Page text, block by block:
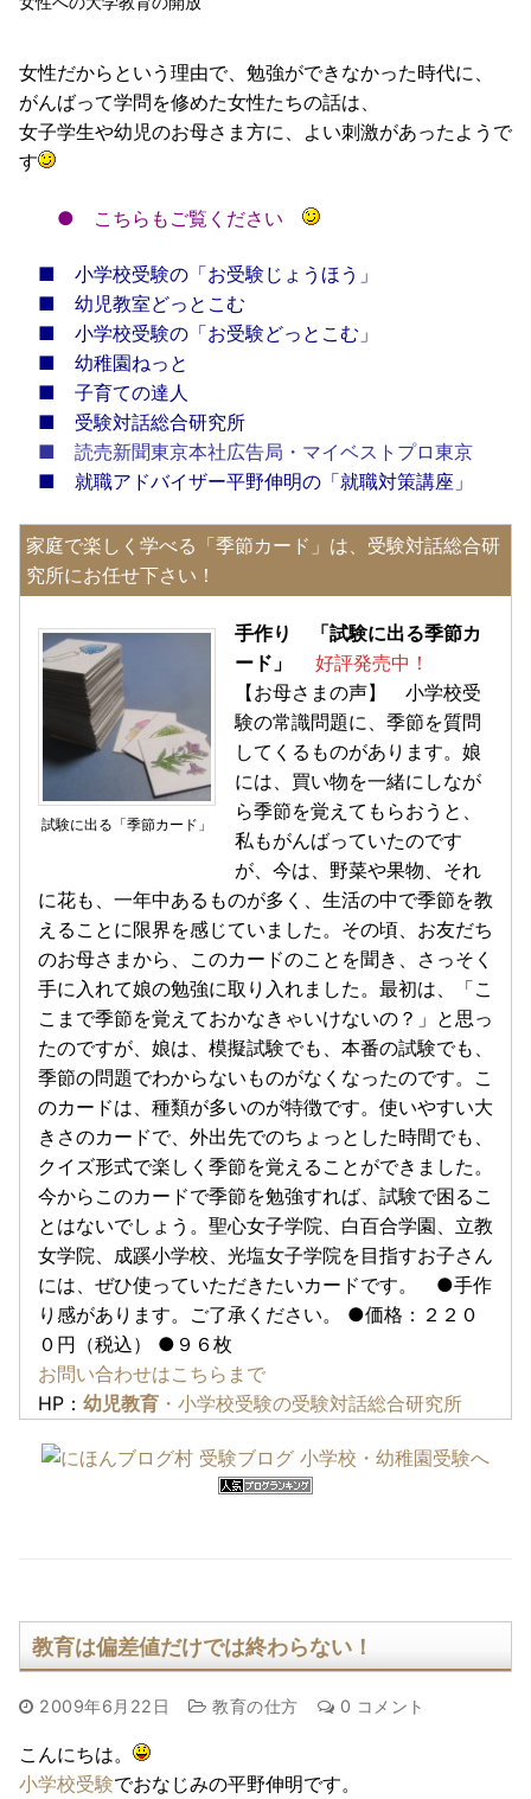
女性だからという理由で、勉強ができなかった時代に、
がんばって学問を修めた女性たちの話は、
女子学生や幼児のお母さま方に、よい刺激があったようで
す
● こちらもご覧ください
■
小学校受験の「お受験じょうほう」
■ 幼児教室どっとこむ
■ 小学校受験の「お受験どっとこむ」
■ 幼稚園ねっと
■ 子育ての達人
■ 受験対話総合研究所
■ 読売新聞東京本社広告局・マイベストプロ東京
■ 就職アドバイザー平野伸明の「就職対策講座」
家庭で楽しく学べる「季節カード」は、受験対話総合研
究所にお任せ下さい！
試験に出る「季節カード」
手作り 「試験に出る季節カ
ード」 好評発売中！
【お母さまの声】 小学校受
験の常識問題に、季節を質問
してくるものがあります。娘
には、買い物を一緒にしなが
ら季節を覚えてもらおうと、
私もがんばっていたのです
が、今は、野菜や果物、それ
に花も、一年中あるものが多く、生活の中で季節を教
えることに限界を感じていました。その頃、お友だち
のお母さまから、このカードのことを聞き、さっそく
手に入れて娘の勉強に取り入れました。最初は、「こ
こまで季節を覚えておかなきゃいけないの？」と思っ
たのですが、娘は、模擬試験でも、本番の試験でも、
季節の問題でわからないものがなくなったのです。こ
のカードは、種類が多いのが特徴です。使いやすい大
きさのカードで、外出先でのちょっとした時間でも、
クイズ形式で楽しく季節を覚えることができました。
今からこのカードで季節を勉強すれば、試験で困るこ
とはないでしょう。聖心女子学院、白百合学園、立教
女学院、成蹊小学校、光塩女子学院を目指すお子さん
には、ぜひ使っていただきたいカードです。 ●手作
り感があります。ご了承ください。 ●価格：２２０
０円（税込） ●９６枚
お問い合わせはこちらまで
HP： 幼児教育 ・小学校受験の受験対話総合研究所
教育は偏差値だけでは終わらない！
2009年6月22日 教育の仕方 0 コメント
こんにちは。
小学校受験でおなじみの平野伸明です。